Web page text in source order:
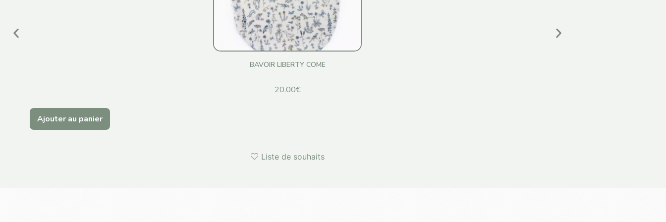
BAVOIR LIBERTY COME
20.00€
Ajouter au panier
Liste de souhaits